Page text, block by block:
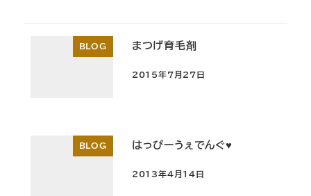
BLOG まつげ育毛剤
投稿日
2015年7月27日
BLOG はっぴーうぇでんぐ♥
投稿日
2013年4月14日